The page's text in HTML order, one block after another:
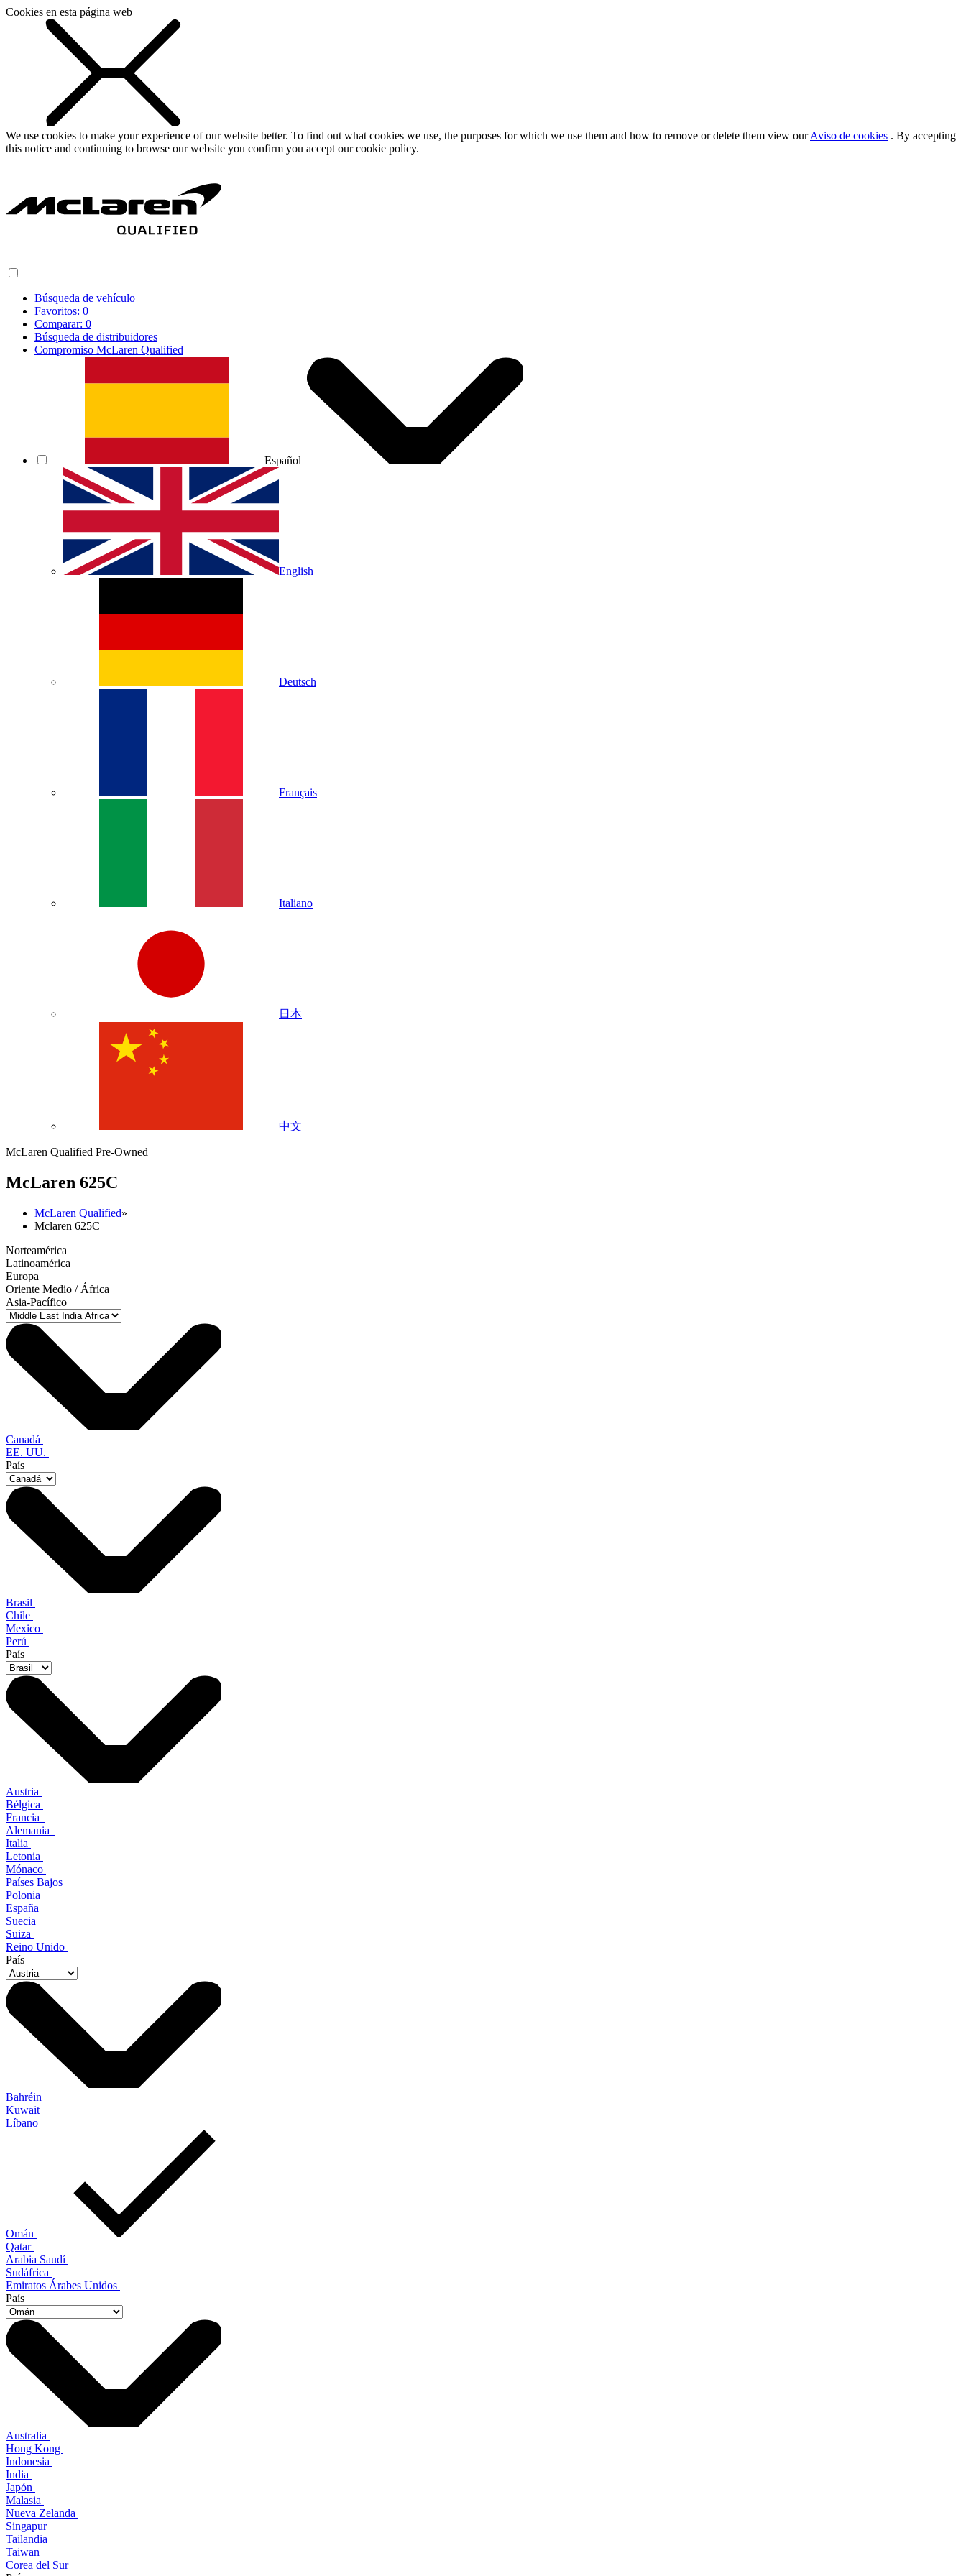
Cookies en esta página web
We use cookies to make your experience of our website better. To find out what cookies we use, the purposes for which we use them and how to remove or delete them view ourAviso de cookies . By accepting
this notice and continuing to browse our website you confirm you accept our cookie policy.
Búsqueda de vehículo
Favoritos: 0
Comparar: 0
Búsqueda de distribuidores
Compromiso McLaren Qualified
Español
English
Deutsch
Français
Italiano
日本
中文
McLaren Qualified Pre-Owned
McLaren 625C
McLaren Qualified»
Mclaren 625C
Norteamérica
Latinoamérica
Europa
Oriente Medio / África
Asia-Pacífico
Canadá
EE. UU.
País
Brasil
Chile
Mexico
Perú
País
Austria
Bélgica
Francia
Alemania
Italia
Letonia
Mónaco
Países Bajos
Polonia
España
Suecia
Suiza
Reino Unido
País
Bahréin
Kuwait
Líbano
Omán
Qatar
Arabia Saudí
Sudáfrica
Emiratos Árabes Unidos
País
Australia
Hong Kong
Indonesia
India
Japón
Malasia
Nueva Zelanda
Singapur
Tailandia
Taiwan
Corea del Sur